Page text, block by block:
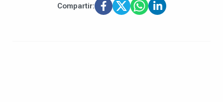
Compartir: